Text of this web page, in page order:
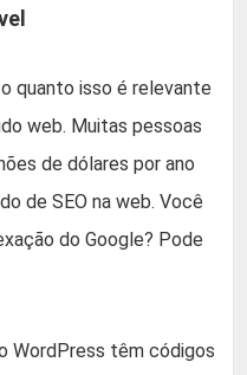
quanto isso é relevante
web. Muitas pessoas
de dólares por ano
de SEO na web. Você
do Google? Pode
WordPress têm códigos